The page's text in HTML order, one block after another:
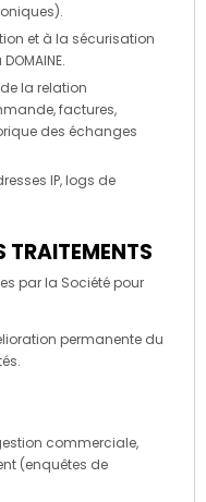
et à la sécurisation
la relation
factures,
des échanges
IP, logs de
TRAITEMENTS
par la Société pour
permanente du
commerciale,
(enquêtes de